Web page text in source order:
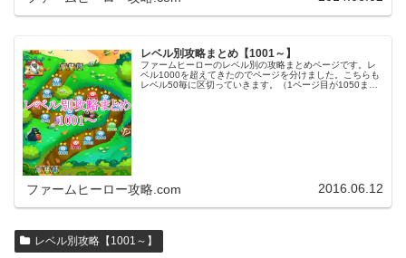
レベル別攻略まとめ【1001～】
ファームヒーローのレベル別の攻略まとめページです。レ
ベル1000を超えてきたのでページを分けました。こちらも
レベル50毎に区切っていきます。（1ページ目が1050ま
ファームヒーロー攻略.com 2016.06.12
レベル別攻略【1001～】